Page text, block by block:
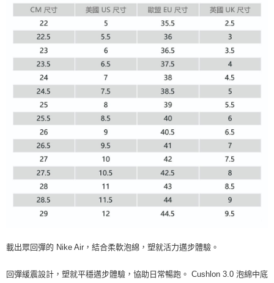
載出眾回彈的 Nike Air，結合柔軟泡綿，塑就活力邁步體驗。
回彈緩震設計，塑就平穩邁步體驗，協助日常暢跑。 Cushlon 3.0 泡綿中底